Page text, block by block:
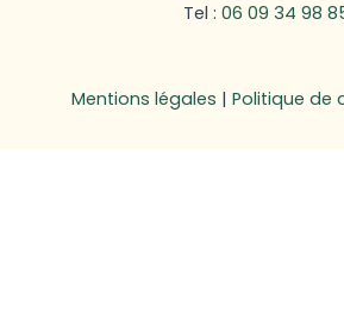
Tel : 06 09 34 98
Mentions légales | Politique de